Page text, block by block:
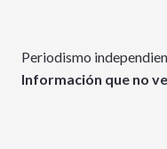
Periodismo
Información que no